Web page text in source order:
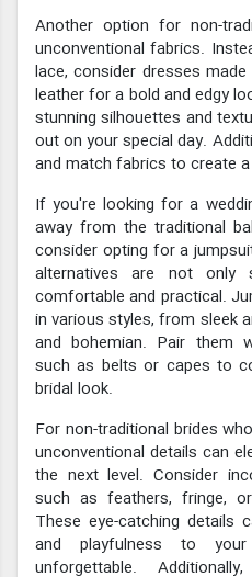
Another option for non-
unconventional fabrics.
lace, consider dresses
leather for a bold and edgy
stunning silhouettes and
out on your special day.
and match fabrics to create
If you're looking for a
away from the traditional
consider opting for a
alternatives are not only
comfortable and practical.
in various styles, from sleek
and bohemian. Pair them
such as belts or capes to
bridal look.
For non-traditional brides
unconventional details can
the next level. Consider
such as feathers, fringe,
These eye-catching
and playfulness to
unforgettable.